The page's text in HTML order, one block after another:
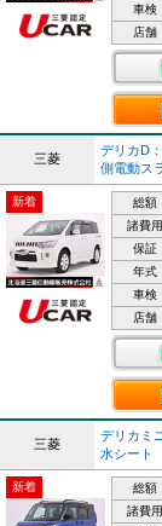
車検
店舗
三菱
デリカD
側電動ス
新着 総額
諸費用
保証
年式
車検
店舗
三菱
デリカミ
水シート
新着 総額
諸費用